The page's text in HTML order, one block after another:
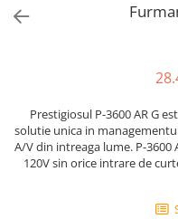
Playere si Recordere
Stabilizatoare de tensiune
Power Conditioner
Unelte Audio
Microfoane
Prestigiosul P-3600 AR G
solutie unica in
A/V din intreaga lume. P-3600
120V sin orice intrare de